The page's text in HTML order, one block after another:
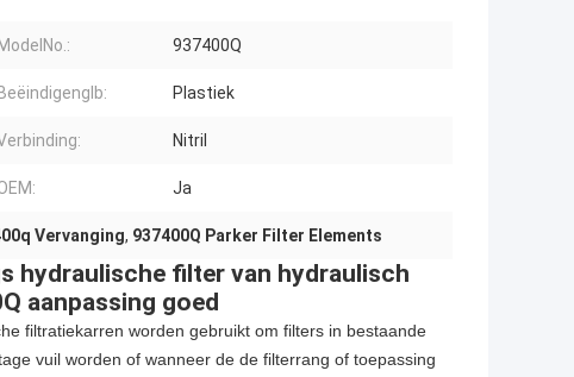
ModelNo.: 937400Q
Beëindigenglb: Plastiek
Nitril
Ja
Vervanging, 937400Q Parker Filter Elements
hydraulische filter van hydraulisch
aanpassing goed
filtratiekarren worden gebruikt om filters in bestaande
vuil worden of wanneer de de filterrang of toepassing